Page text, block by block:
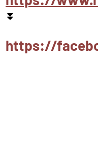
⏬
https://